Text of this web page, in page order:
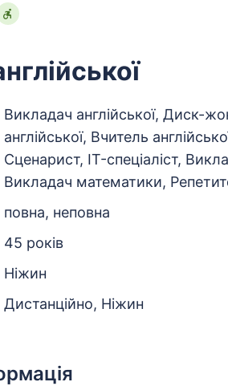
Викладач англійської, Диск-
англійської, Вчитель
Сценарист, IT-спеціаліст,
Викладач математики,
повна, неповна
45 років
Ніжин
Дистанційно, Ніжин